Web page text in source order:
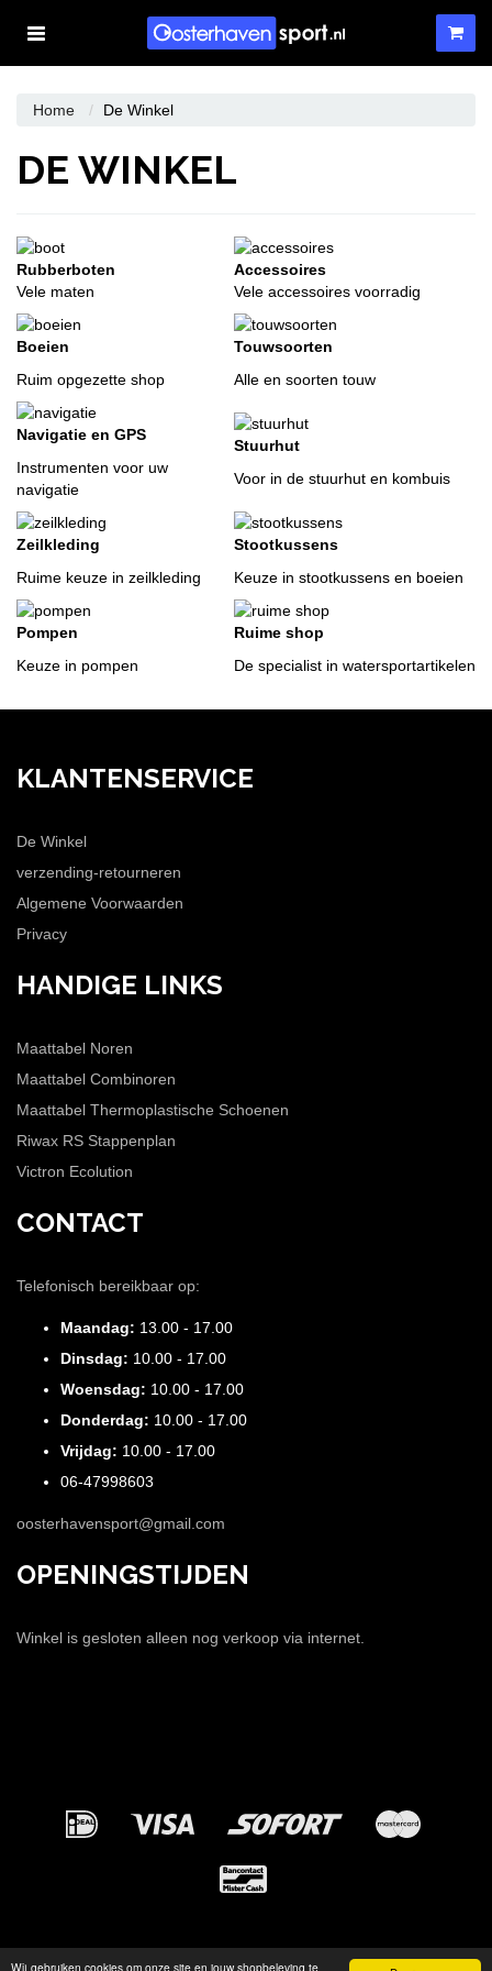
Wij gebruiken cookies om onze site en jouw shopbeleving te
Toggle
WINKELWAGEN
UW WINKELWAGEN IS LEEG.
Home De Winkel
DE WINKEL
Rubberboten
Vele maten
Accessoires
Vele accessoires voorradig
Boeien
Ruim opgezette shop
Touwsoorten
Alle en soorten touw
Navigatie en GPS
Instrumenten voor uw
navigatie
Stuurhut
Voor in de stuurhut en kombuis
Zeilkleding
Ruime keuze in zeilkleding
Stootkussens
Keuze in stootkussens en boeien
Pompen
Keuze in pompen
Ruime shop
De specialist in watersportartikelen
KLANTENSERVICE
De Winkel
verzending-retourneren
Algemene Voorwaarden
Privacy
HANDIGE LINKS
Maattabel Noren
Maattabel Combinoren
Maattabel Thermoplastische Schoenen
Riwax RS Stappenplan
Victron Ecolution
CONTACT
Telefonisch bereikbaar op:
Maandag: 13.00 - 17.00
Dinsdag: 10.00 - 17.00
Woensdag: 10.00 - 17.00
Donderdag: 10.00 - 17.00
Vrijdag: 10.00 - 17.00
06-47998603
oosterhavensport@gmail.com
OPENINGSTIJDEN
Winkel is gesloten alleen nog verkoop via internet.